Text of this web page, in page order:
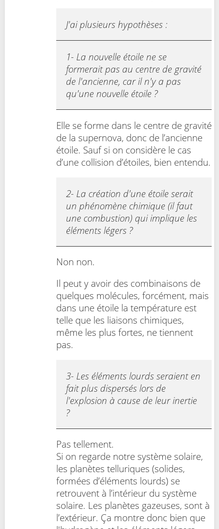
J'ai plusieurs hypothèses :
1- La nouvelle étoile ne se
formerait pas au centre de gravité
de l'ancienne, car il n'y a pas
qu'une nouvelle étoile ?
Elle se forme dans le centre de gravité
de la supernova, donc de l’ancienne
étoile. Sauf si on considère le cas
d’une collision d’étoiles, bien entendu.
2- La création d'une étoile serait
un phénomène chimique (il faut
une combustion) qui implique les
éléments légers ?
Non non.
Il peut y avoir des combinaisons de
quelques molécules, forcément, mais
dans une étoile la température est
telle que les liaisons chimiques,
même les plus fortes, ne tiennent
pas.
3- Les éléments lourds seraient en
fait plus dispersés lors de
l'explosion à cause de leur inertie
?
Pas tellement.
Si on regarde notre système solaire,
les planètes telluriques (solides,
formées d’éléments lourds) se
retrouvent à l’intérieur du système
solaire. Les planètes gazeuses, sont à
l’extérieur. Ça montre donc bien que